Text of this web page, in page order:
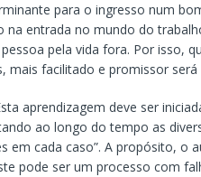
para o ingresso num
na entrada no mundo do
pela vida fora. Por isso,
mais facilitado e promissor será
aprendizagem deve ser
ao longo do tempo as
em cada caso”. A propósito, o
pode ser um processo com